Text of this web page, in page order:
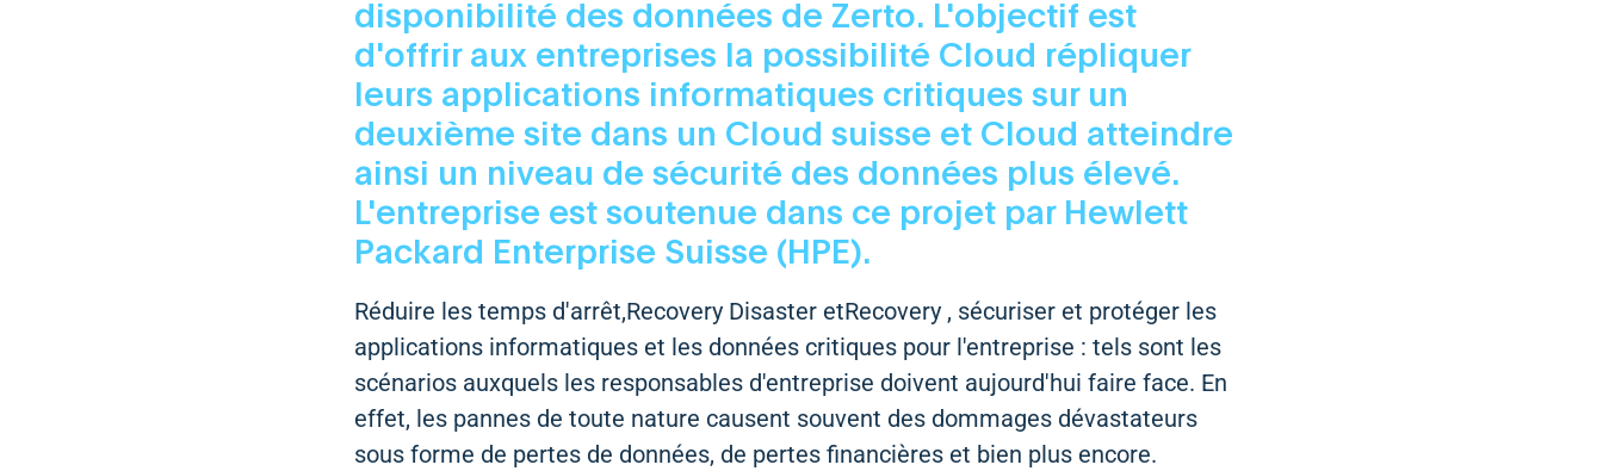
disponibilité des données de Zerto. L'objectif est
d'offrir aux entreprises la possibilité Cloud répliquer
leurs applications informatiques critiques sur un
deuxième site dans un Cloud suisse et Cloud atteindre
ainsi un niveau de sécurité des données plus élevé.
L'entreprise est soutenue dans ce projet par Hewlett
Packard Enterprise Suisse (HPE).
Réduire les temps d'arrêt,Recovery Disaster etRecovery , sécuriser et protéger les
applications informatiques et les données critiques pour l'entreprise : tels sont les
scénarios auxquels les responsables d'entreprise doivent aujourd'hui faire face. En
effet, les pannes de toute nature causent souvent des dommages dévastateurs
sous forme de pertes de données, de pertes financières et bien plus encore.